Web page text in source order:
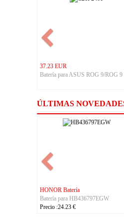
37.23 EUR
Batería para ASUS ROG 9/ROG 9
ÚLTIMAS
VIVO Batería
Batería para BA97
Precio :24.23 €